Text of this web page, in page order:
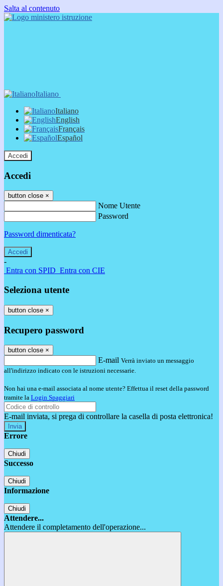
Salta al contenuto
Italiano
Italiano
English
Français
Español
Accedi
Accedi
button close ×
Nome Utente
Password
Password dimenticata?
-
Entra con SPID Entra con CIE
Seleziona utente
button close ×
Recupero password
button close ×
E-mail Verrà inviato un messaggio
all'indirizzo indicato con le istruzioni necessarie.
Non hai una e-mail associata al nome utente? Effettua il reset della password
tramite la Login Spaggiari
E-mail inviata, si prega di controllare la casella di posta elettronica!
Errore
Chiudi
Successo
Chiudi
Informazione
Chiudi
Attendere...
Attendere il completamento dell'operazione...